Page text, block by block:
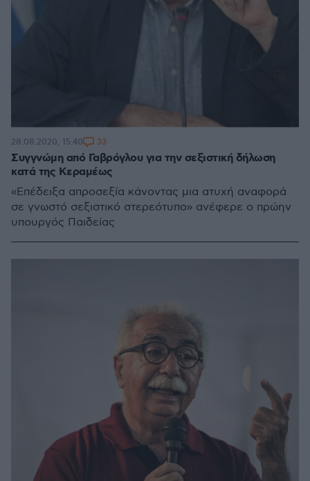
Συγγνώμη από Γαβρόγλου για την σεξιστική δήλωση
κατά της Κεραμέως
«Επέδειξα απροσεξία κάνοντας μια ατυχή αναφορά
σε γνωστό σεξιστικό στερεότυπο» ανέφερε ο πρώην
υπουργός Παιδείας
28.08.2020, 15:40 33